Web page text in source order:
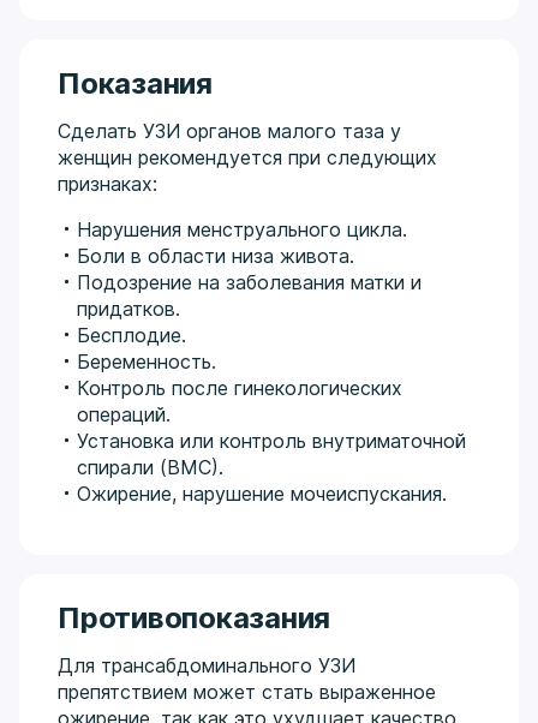
Показания
Сделать УЗИ органов малого таза у
женщин рекомендуется при следующих
признаках:
Нарушения менструального цикла.
Боли в области низа живота.
Подозрение на заболевания матки и
придатков.
Бесплодие.
Беременность.
Контроль после гинекологических
операций.
Установка или контроль внутриматочной
спирали (ВМС).
Ожирение, нарушение мочеиспускания.
Противопоказания
Для трансабдоминального УЗИ
препятствием может стать выраженное
ожирение, так как это ухудшает качество